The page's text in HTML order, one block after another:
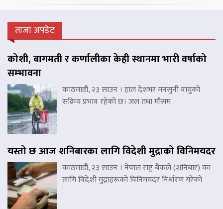
ताजा अपडेट
कोशी, बागमती र कर्णालीका केही स्थानमा भारी वर्षाको
सम्भावना
काठमाडौं, २३ साउन । हाल देशभर मनसुनी वायुको
सक्रिय प्रभाव रहेको छ। जल तथा मौसम
यस्तो छ आज शनिबारका लागि विदेशी मुद्राको विनिमयदर
काठमाडौं, २३ साउन । नेपाल राष्ट्र बैंकले (शनिबार) का
लागि विदेशी मुद्राहरूको विनिमयदर निर्धारण गरेको